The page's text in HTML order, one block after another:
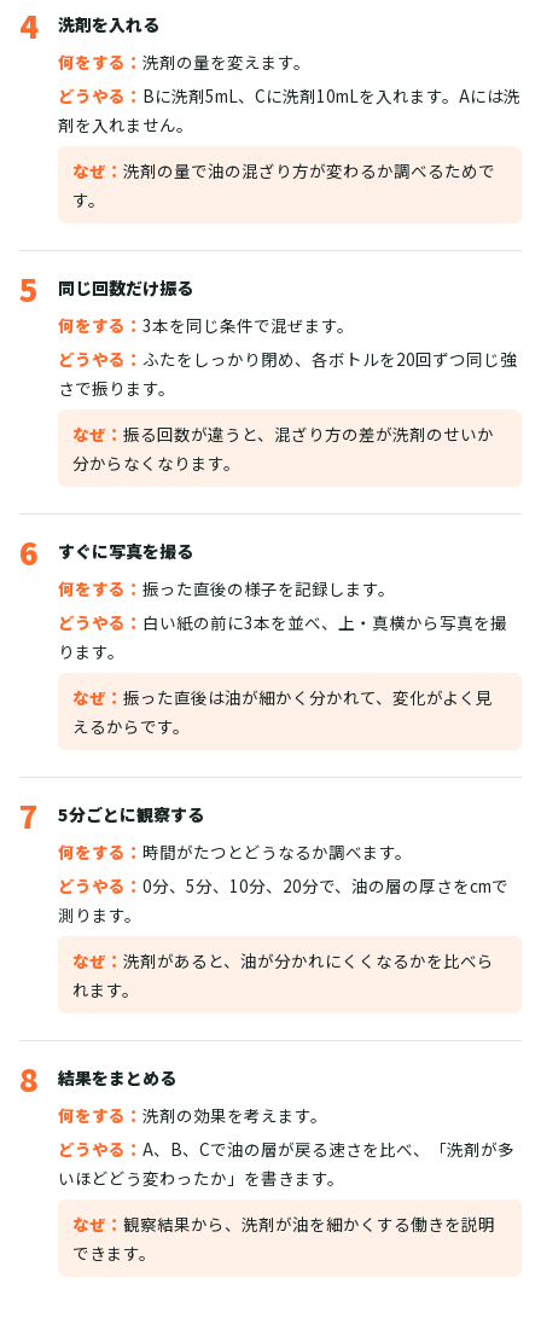
4
洗剤を入れる
何をする： 洗剤の量を変えます。
どうやる： Bに洗剤5mL、Cに洗剤10mLを入れます。Aには洗
剤を入れません。
なぜ： 洗剤の量で油の混ざり方が変わるか調べるためで
す。
5
同じ回数だけ振る
何をする： 3本を同じ条件で混ぜます。
どうやる： ふたをしっかり閉め、各ボトルを20回ずつ同じ強
さで振ります。
なぜ： 振る回数が違うと、混ざり方の差が洗剤のせいか
分からなくなります。
6
すぐに写真を撮る
何をする： 振った直後の様子を記録します。
どうやる： 白い紙の前に3本を並べ、上・真横から写真を撮
ります。
なぜ： 振った直後は油が細かく分かれて、変化がよく見
えるからです。
7
5分ごとに観察する
何をする： 時間がたつとどうなるか調べます。
どうやる： 0分、5分、10分、20分で、油の層の厚さをcmで
測ります。
なぜ： 洗剤があると、油が分かれにくくなるかを比べら
れます。
8
結果をまとめる
何をする： 洗剤の効果を考えます。
どうやる： A、B、Cで油の層が戻る速さを比べ、「洗剤が多
いほどどう変わったか」を書きます。
なぜ： 観察結果から、洗剤が油を細かくする働きを説明
できます。